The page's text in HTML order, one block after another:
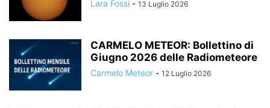
Lara Fossi - 13 Luglio 2026
CARMELO METEOR: Bollettino di
Giugno 2026 delle Radiometeore
Carmelo Meteor - 12 Luglio 2026